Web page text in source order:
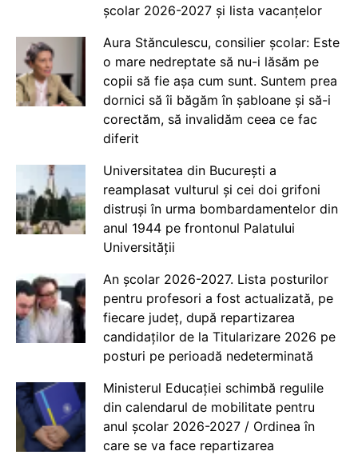
școlar 2026-2027 și lista vacanțelor
Aura Stănculescu, consilier școlar: Este
o mare nedreptate să nu-i lăsăm pe
copii să fie așa cum sunt. Suntem prea
dornici să îi băgăm în șabloane și să-i
corectăm, să invalidăm ceea ce fac
diferit
Universitatea din București a
reamplasat vulturul și cei doi grifoni
distruși în urma bombardamentelor din
anul 1944 pe frontonul Palatului
Universității
An școlar 2026-2027. Lista posturilor
pentru profesori a fost actualizată, pe
fiecare județ, după repartizarea
candidaților de la Titularizare 2026 pe
posturi pe perioadă nedeterminată
Ministerul Educației schimbă regulile
din calendarul de mobilitate pentru
anul școlar 2026-2027 / Ordinea în
care se va face repartizarea